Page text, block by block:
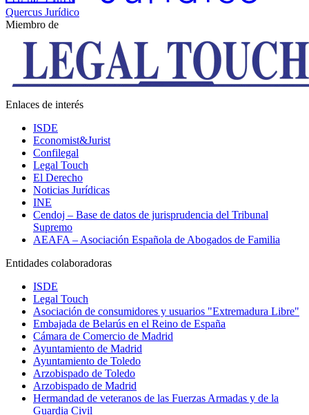
Quercus Jurídico
Miembro de
Enlaces de interés
ISDE
Economist&Jurist
Confilegal
Legal Touch
El Derecho
Noticias Jurídicas
INE
Cendoj – Base de datos de jurisprudencia del Tribunal
Supremo
AEAFA – Asociación Española de Abogados de Familia
Entidades colaboradoras
ISDE
Legal Touch
Asociación de consumidores y usuarios "Extremadura Libre"
Embajada de Belarús en el Reino de España
Cámara de Comercio de Madrid
Ayuntamiento de Madrid
Ayuntamiento de Toledo
Arzobispado de Toledo
Arzobispado de Madrid
Hermandad de veteranos de las Fuerzas Armadas y de la
Guardia Civil